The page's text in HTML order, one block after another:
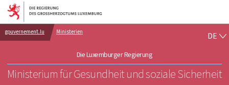
Zur Hauptnavigation
Zum Inhalt
gouvernement.lu Ministerien
Die Luxemburger Regierung
Ministerium für Gesundheit und soziale Sicherheit
DE